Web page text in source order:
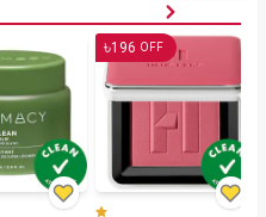
৳196 OFF